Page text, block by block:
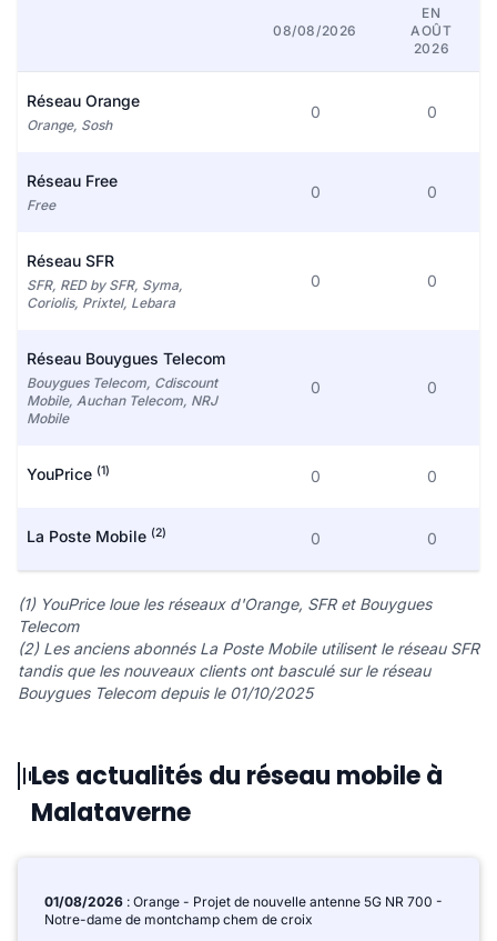
08/08/2026
EN
AOÛT
2026
Réseau Orange
Orange, Sosh
0 0
Réseau Free
Free
0 0
Réseau SFR
SFR, RED by SFR, Syma,
Coriolis, Prixtel, Lebara
0 0
Réseau Bouygues Telecom
Bouygues Telecom, Cdiscount
Mobile, Auchan Telecom, NRJ
Mobile
0 0
YouPrice (1) 0 0
La Poste Mobile (2) 0 0
(1) YouPrice loue les réseaux d'Orange, SFR et Bouygues
Telecom
(2) Les anciens abonnés La Poste Mobile utilisent le réseau SFR
tandis que les nouveaux clients ont basculé sur le réseau
Bouygues Telecom depuis le 01/10/2025
Les actualités du réseau mobile à
Malataverne
01/08/2026 : Orange - Projet de nouvelle antenne 5G NR 700 -
Notre-dame de montchamp chem de croix